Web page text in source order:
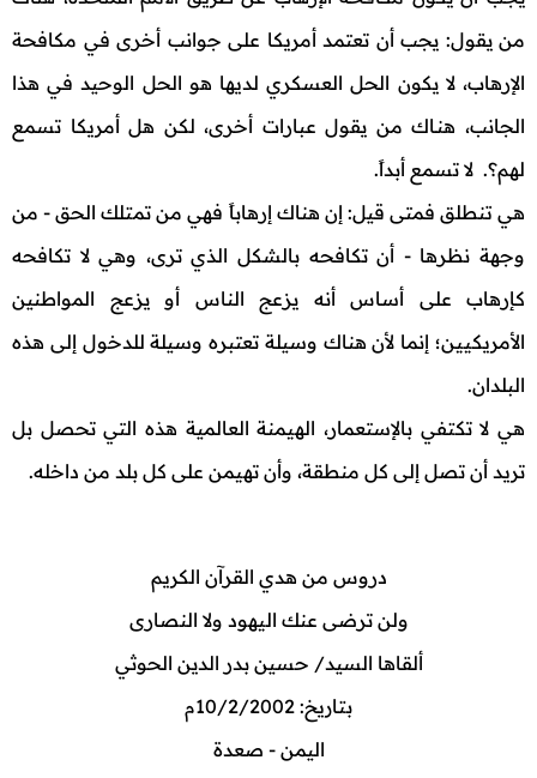
من يقول: يجب أن تعتمد أمريكا على جوانب أخرى في مكافحة
الإرهاب، لا يكون الحل العسكري لديها هو الحل الوحيد في هذا
الجانب، هنـاك من يقول عبارات أخرى، لكن هل أمريكا تسمع
لهم؟. لا تسمع أبداً.
هي تنطلق فمتى قيل: إن هناك إرهاباً فهي من تمتلك الحق - من
وجهة نظرها - أن تكافحه بالشكل الذي ترى، وهي لا تكافحه
كإرهاب على أساس أنه يزعج الناس أو يزعج المواطنين
الأمريكيين؛ إنما لأن هناك وسيلة تعتبره وسيلة للدخول إلى هذه
البلدان.
هي لا تكتفي بالإستعمار، الهيمنة العالمية هذه التي تحصل بل
تريد أن تصل إلى كل منطقة، وأن تهيمن على كل بلد من داخله.
دروس من هدي القرآن الكريم
ولن ترضى عنك اليهود ولا النصارى
ألقاها السيد/ حسين بدر الدين الحوثي
بتاريخ: 10/2/2002م
اليمن - صعدة